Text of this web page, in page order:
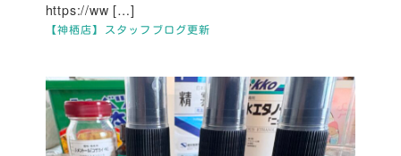
【神栖店】スタッフブログ更新
https://ww […]